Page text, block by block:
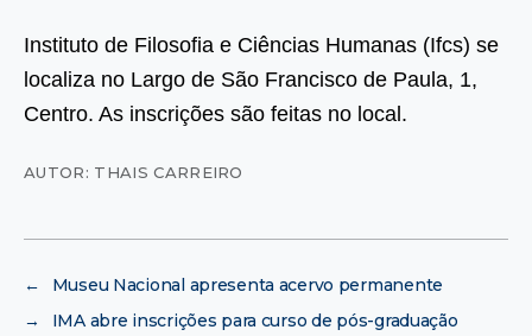
Instituto de Filosofia e Ciências Humanas (Ifcs) se
localiza no Largo de São Francisco de Paula, 1,
Centro. As inscrições são feitas no local.
AUTOR: THAIS CARREIRO
←
Museu Nacional apresenta acervo permanente
→
IMA abre inscrições para curso de pós-graduação